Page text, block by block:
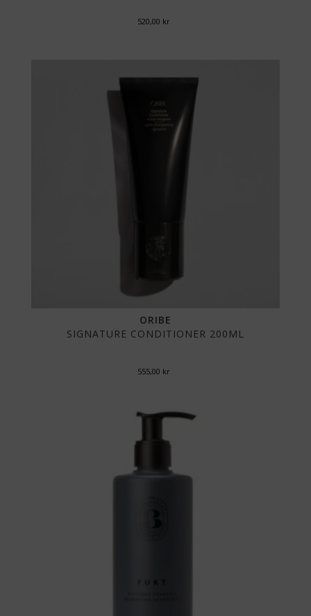
520,00 kr
ORIBE
SIGNATURE CONDITIONER 200ML
555,00 kr